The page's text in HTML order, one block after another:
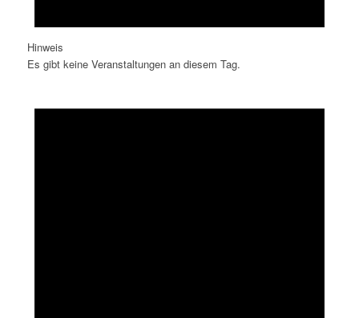
Hinweis
Es gibt keine Veranstaltungen an diesem Tag.